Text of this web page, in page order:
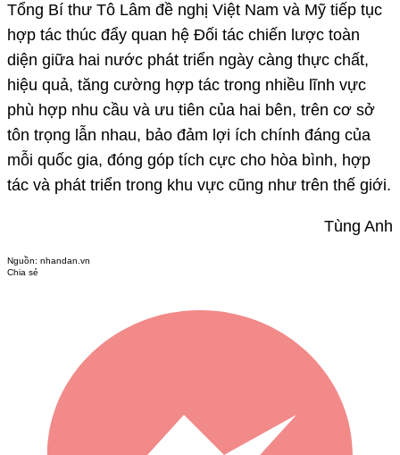
Tổng Bí thư Tô Lâm đề nghị Việt Nam và Mỹ tiếp tục
hợp tác thúc đẩy quan hệ Đối tác chiến lược toàn
diện giữa hai nước phát triển ngày càng thực chất,
hiệu quả, tăng cường hợp tác trong nhiều lĩnh vực
phù hợp nhu cầu và ưu tiên của hai bên, trên cơ sở
tôn trọng lẫn nhau, bảo đảm lợi ích chính đáng của
mỗi quốc gia, đóng góp tích cực cho hòa bình, hợp
tác và phát triển trong khu vực cũng như trên thế giới.
Tùng Anh
Nguồn: nhandan.vn
Chia sẻ